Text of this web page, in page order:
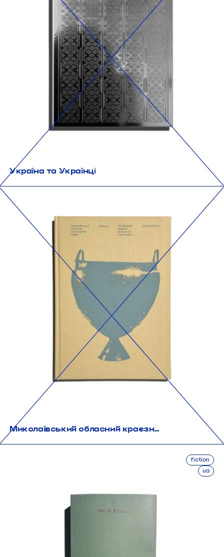
Україна та Українці
Миколаївський обласний краєзнавчий музей. Вибране
fiction
ua